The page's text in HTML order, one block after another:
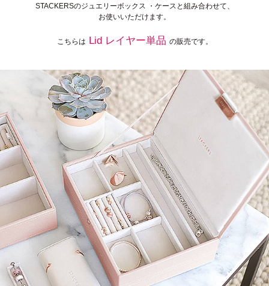
STACKERSのジュエリーボックス ・ケースと組み合わせて、
お使いいただけます。
こちらは Lid レイヤー単品 の販売です。